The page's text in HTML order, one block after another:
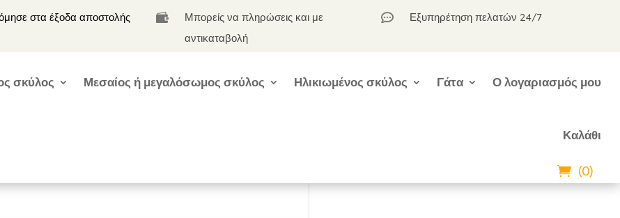
στα έξοδα αποστολής 
Μπορείς να πληρώσεις και με
αντικαταβολή
 Εξυπηρέτηση πελατών 24/7
σκύλος Μεσαίος ή μεγαλόσωμος σκύλος Ηλικιωμένος σκύλος Γάτα Ο λογαριασμός μου
Καλάθι
(0)